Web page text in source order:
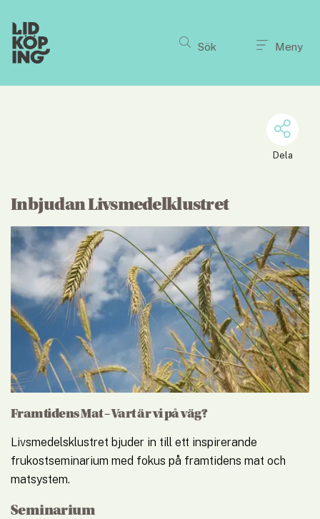
Sök Meny
Dela
Inbjudan Livsmedelklustret
Framtidens Mat – Vart är vi på väg?
Livsmedelsklustret bjuder in till ett inspirerande
frukostseminarium med fokus på framtidens mat och
matsystem.
Seminarium